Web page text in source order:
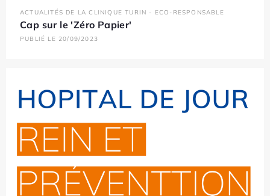
ACTUALITÉS DE LA CLINIQUE TURIN - ECO-RESPONSABLE
Cap sur le 'Zéro Papier'
PUBLIÉ LE 20/09/2023